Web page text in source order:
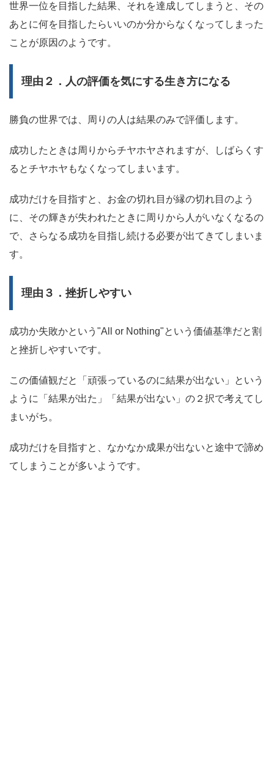
世界一位を目指した結果、それを達成してしまうと、 その
あとに何を目指したらいいのか分からなくなってしまった
ことが原因のようです。
理由２．人の評価を気にする生き方になる
勝負の世界では、周りの人は結果のみで評価します。
成功したときは周りからチヤホヤされますが、しばらくす
るとチヤホヤもなくなってしまいます。
成功だけを目指すと、お金の切れ目が縁の切れ目のよう
に、その輝きが失われたときに周りから人がいなくなるの
で、さらなる成功を目指し続ける必要が出てきてしまいま
す。
理由３．挫折しやすい
成功か失敗かという"All or Nothing"という価値基準だと割
と挫折しやすいです。
この価値観だと「頑張っているのに結果が出ない」という
ように「結果が出た」「結果が出ない」の２択で考えてし
まいがち。
成功だけを目指すと、なかなか成果が出ないと途中で諦め
てしまうことが多いようです。